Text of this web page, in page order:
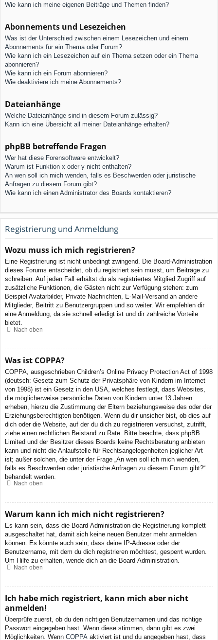
Wie kann ich meine eigenen Beiträge und Themen finden?
Abonnements und Lesezeichen
Was ist der Unterschied zwischen einem Lesezeichen und einem
Abonnements für ein Thema oder Forum?
Wie kann ich ein Lesezeichen auf ein Thema setzen oder ein Thema
abonnieren?
Wie kann ich ein Forum abonnieren?
Wie deaktiviere ich meine Abonnements?
Dateianhänge
Welche Dateianhänge sind in diesem Forum zulässig?
Kann ich eine Übersicht all meiner Dateianhänge erhalten?
phpBB betreffende Fragen
Wer hat diese Forensoftware entwickelt?
Warum ist Funktion x oder y nicht enthalten?
An wen soll ich mich wenden, falls es Beschwerden oder juristische
Anfragen zu diesem Forum gibt?
Wie kann ich einen Administrator des Boards kontaktieren?
Registrierung und Anmeldung
Wozu muss ich mich registrieren?
Eine Registrierung ist nicht unbedingt zwingend. Die Board-Administration
dieses Forums entscheidet, ob du registriert sein musst, um Beiträge zu
schreiben. Auf jeden Fall erhältst du als registriertes Mitglied Zugriff auf
zusätzliche Funktionen, die Gästen nicht zur Verfügung stehen: zum
Beispiel Avatarbilder, Private Nachrichten, E-Mail-Versand an andere
Mitglieder, Beitritt zu Benutzergruppen und so weiter. Wir empfehlen dir
eine Anmeldung, da sie schnell erledigt ist und dir zahlreiche Vorteile
bietet.
Nach oben
Was ist COPPA?
COPPA, ausgeschrieben Children’s Online Privacy Protection Act of 1998
(deutsch: Gesetz zum Schutz der Privatsphäre von Kindern im Internet
von 1998) ist ein Gesetz in den USA, welches festlegt, dass Websites,
die möglicherweise persönliche Daten von Kindern unter 13 Jahren
erheben, hierzu die Zustimmung der Eltern beziehungsweise des oder der
Erziehungsberechtigten benötigen. Wenn du dir unsicher bist, ob dies auf
dich oder die Website, auf der du dich zu registrieren versuchst, zutrifft,
ziehe einen rechtlichen Beistand zu Rate. Bitte beachte, dass phpBB
Limited und der Besitzer dieses Boards keine Rechtsberatung anbieten
kann und nicht die Anlaufstelle für Rechtsangelegenheiten jeglicher Art
ist; außer solchen, die unter der Frage „An wen soll ich mich wenden,
falls es Beschwerden oder juristische Anfragen zu diesem Forum gibt?“
behandelt werden.
Nach oben
Warum kann ich mich nicht registrieren?
Es kann sein, dass die Board-Administration die Registrierung komplett
ausgeschaltet hat, damit sich keine neuen Benutzer mehr anmelden
können. Es könnte auch sein, dass deine IP-Adresse oder der
Benutzername, mit dem du dich registrieren möchtest, gesperrt wurden.
Um Hilfe zu erhalten, wende dich an die Board-Administration.
Nach oben
Ich habe mich registriert, kann mich aber nicht
anmelden!
Überprüfe zuerst, ob du den richtigen Benutzernamen und das richtige
Passwort eingegeben hast. Wenn diese stimmen, dann gibt es zwei
Möglichkeiten. Wenn COPPA aktiviert ist und du angegeben hast, dass